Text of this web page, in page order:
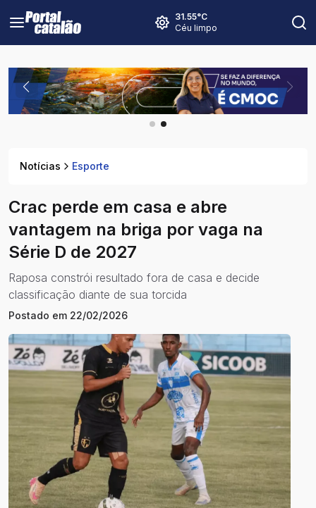
31.55°C
Céu limpo
Notícias Esporte
Crac perde em casa e abre
vantagem na briga por vaga na
Série D de 2027
Raposa constrói resultado fora de casa e decide
classificação diante de sua torcida
Postado em 22/02/2026